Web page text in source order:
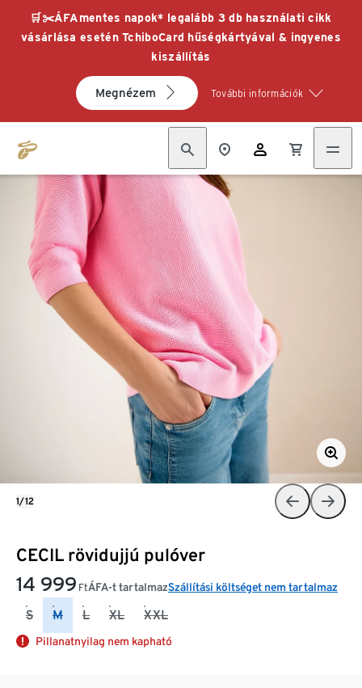
🛒✂️ÁFAmentes napok* legalább 3 db használati cikk
vásárlása esetén TchiboCard hűségkártyával & ingyenes
kiszállítás
Megnézem További információk
CECIL rövidujjú pulóver
14 999 FtÁFA-t tartalmazSzállítási költséget nem tartalmaz
S M L XL XXL
Pillanatnyilag nem kapható
1/12